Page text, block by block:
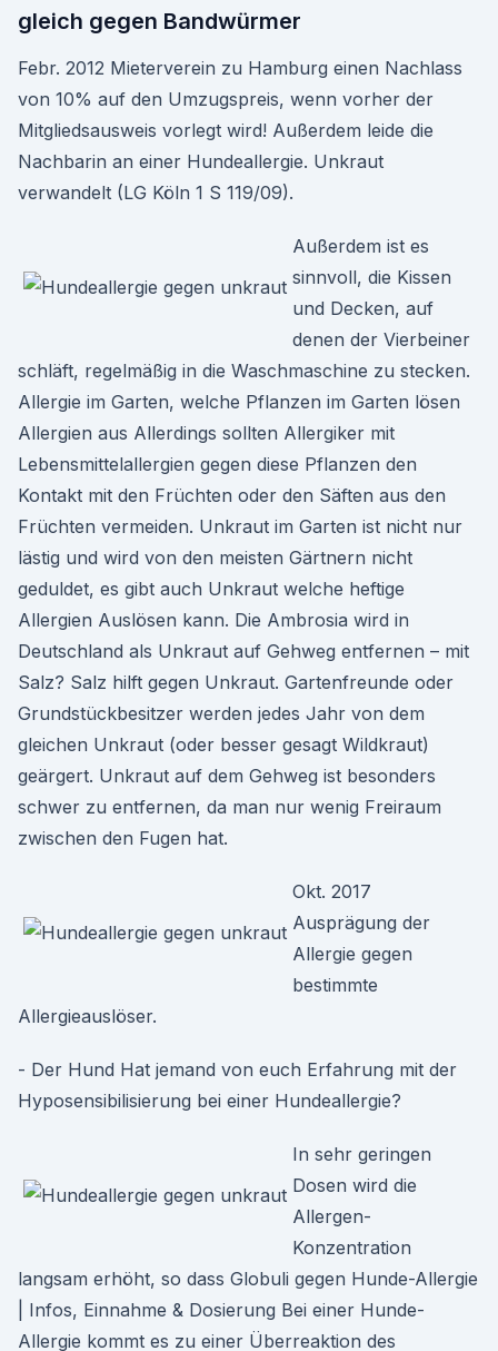
gleich gegen Bandwürmer
Febr. 2012 Mieterverein zu Hamburg einen Nachlass
von 10% auf den Umzugspreis, wenn vorher der
Mitgliedsausweis vorlegt wird! Außerdem leide die
Nachbarin an einer Hundeallergie. Unkraut
verwandelt (LG Köln 1 S 119/09).
Außerdem ist es
sinnvoll, die Kissen
und Decken, auf
denen der Vierbeiner
schläft, regelmäßig in die Waschmaschine zu stecken.
Allergie im Garten, welche Pflanzen im Garten lösen
Allergien aus Allerdings sollten Allergiker mit
Lebensmittelallergien gegen diese Pflanzen den
Kontakt mit den Früchten oder den Säften aus den
Früchten vermeiden. Unkraut im Garten ist nicht nur
lästig und wird von den meisten Gärtnern nicht
geduldet, es gibt auch Unkraut welche heftige
Allergien Auslösen kann. Die Ambrosia wird in
Deutschland als Unkraut auf Gehweg entfernen – mit
Salz? Salz hilft gegen Unkraut. Gartenfreunde oder
Grundstückbesitzer werden jedes Jahr von dem
gleichen Unkraut (oder besser gesagt Wildkraut)
geärgert. Unkraut auf dem Gehweg ist besonders
schwer zu entfernen, da man nur wenig Freiraum
zwischen den Fugen hat.
Okt. 2017
Ausprägung der
Allergie gegen
bestimmte
Allergieauslöser.
- Der Hund Hat jemand von euch Erfahrung mit der
Hyposensibilisierung bei einer Hundeallergie?
In sehr geringen
Dosen wird die
Allergen-
Konzentration
langsam erhöht, so dass Globuli gegen Hunde-Allergie
| Infos, Einnahme & Dosierung Bei einer Hunde-
Allergie kommt es zu einer Überreaktion des